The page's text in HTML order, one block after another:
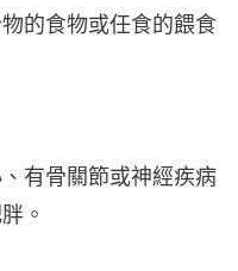
的食物或任食的餵食
有骨關節或神經疾病
。